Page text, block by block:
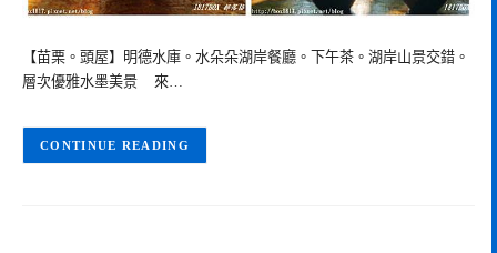
【苗栗。頭屋】明德水庫。水朵朵湖岸餐廳。下午茶。湖岸山景交錯。
層次優雅水墨美景 來…
CONTINUE READING